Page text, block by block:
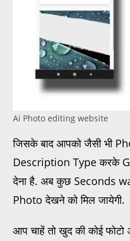
Ai Photo editing website
जिसके बाद आपको जैसी भी
Description Type करके
देना है. अब कुछ Seconds
Photo देखने को मिल जायेगी.
आप चाहें तो खुद की कोई